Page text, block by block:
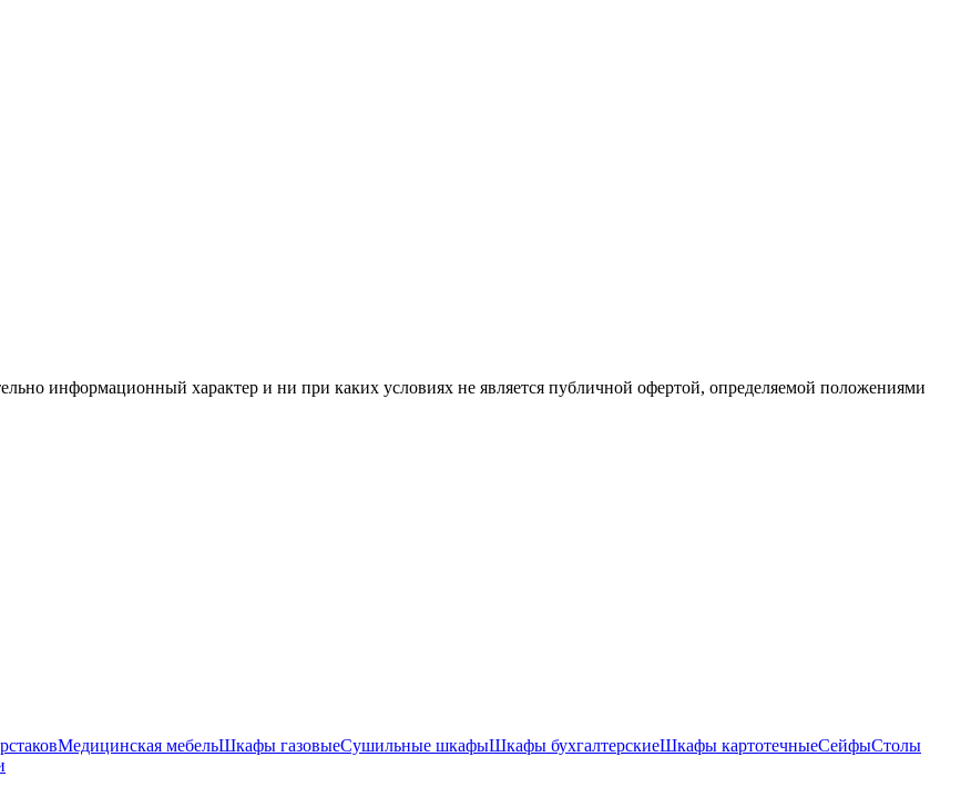
информационный характер и ни при каких условиях не является публичной офертой, определяемой положениями
Медицинская мебельШкафы газовыеСушильные шкафыШкафы бухгалтерскиеШкафы картотечныеСейфыСтолы